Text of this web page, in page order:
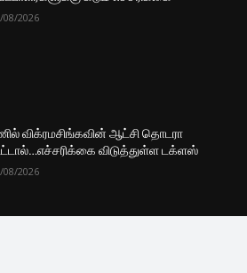
08/2026
விக்ரமசிங்கவின் ஆட்சி தொடரா
விடுத்துள்ள டக்ளஸ்
08/2026